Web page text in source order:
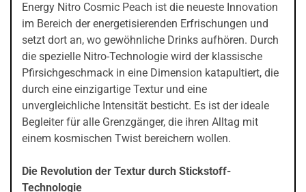
Energy Nitro Cosmic Peach ist die neueste Innovation
im Bereich der energetisierenden Erfrischungen und
setzt dort an, wo gewöhnliche Drinks aufhören. Durch
die spezielle Nitro-Technologie wird der klassische
Pfirsichgeschmack in eine Dimension katapultiert, die
durch eine einzigartige Textur und eine
unvergleichliche Intensität besticht. Es ist der ideale
Begleiter für alle Grenzgänger, die ihren Alltag mit
einem kosmischen Twist bereichern wollen.
Die Revolution der Textur durch Stickstoff-
Technologie